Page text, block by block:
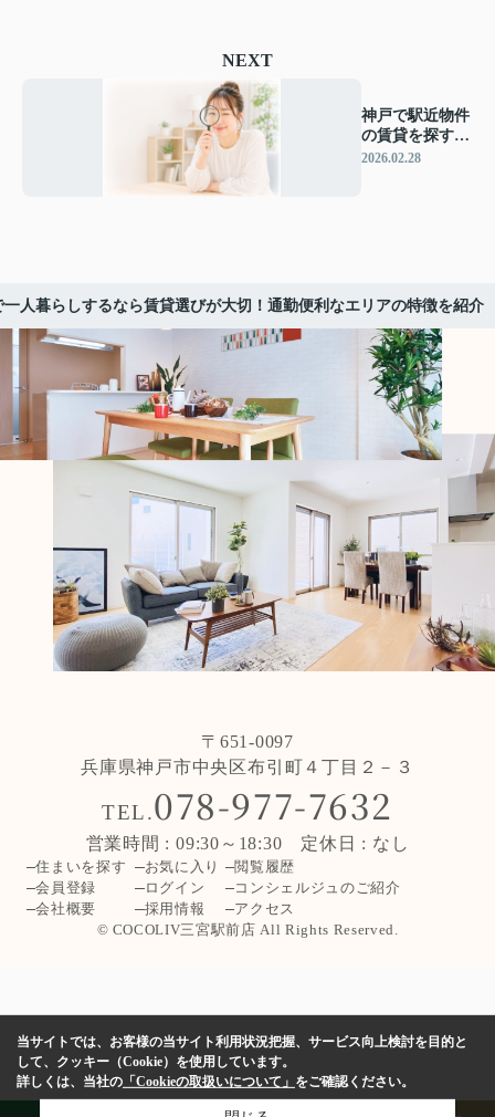
NEXT
神戸で駅近物件
の賃貸を探すコ
ツは？一人暮ら
2026.02.28
一人暮らしするなら賃貸選びが大切！通勤便利なエリアの特徴を紹介
〒651-0097
兵庫県神戸市中央区布引町４丁目２－３
TEL.078-977-7632
営業時間 : 09:30～18:30 定休日 : なし
住まいを探す お気に入り
閲覧履歴
会員登録
ログイン
コンシェルジュのご紹介
会社概要
採用情報
アクセス
© COCOLIV三宮駅前店 All Rights Reserved.
当サイトでは、お客様の当サイト利用状況把握、サービス向上検討を目的と
して、クッキー（Cookie）を使用しています。
詳しくは、当社の 「Cookieの取扱いについて」 をご確認ください。